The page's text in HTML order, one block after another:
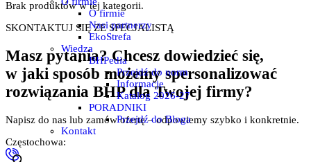
O firmie
Nasi partnerzy
EkoStrefa
Wiedza
BHPedia
Przejdź do norm
Informacje
Katalog 2026-27
PORADNIKI
Przejdź do Bloga
Kontakt
Brak produktów w tej kategorii.
SKONTAKTUJ SIĘ ZE SPECJALISTĄ
Masz pytania? Chcesz dowiedzieć się,
w jaki sposób możemy spersonalizować
rozwiązania BHP dla Twojej firmy?
Napisz do nas lub zamów ofertę – odpowiemy szybko i konkretnie.
Częstochowa: